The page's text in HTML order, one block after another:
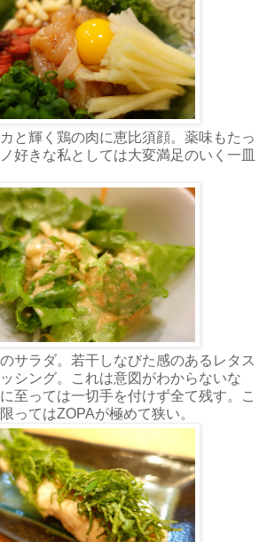
と輝く鶏の肉に恵比須顔。薬味もたっ
好きな私としては大変満足のいく一皿
サラダ。若干しなびた感のあるレタス
シング。これは意図がわからないな
至っては一切手を付けず全て残す。こ
ってはZOPAが極めて狭い。